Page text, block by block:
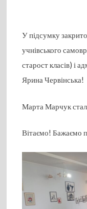
У підсумку
учнівського
старост класів) і
Ярина Червінська!
Марта Марчук
Вітаємо! Бажаємо